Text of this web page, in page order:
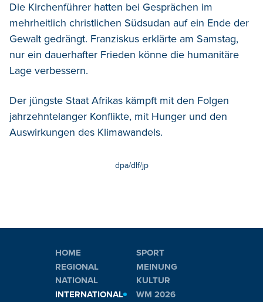
Die Kirchenführer hatten bei Gesprächen im
mehrheitlich christlichen Südsudan auf ein Ende der
Gewalt gedrängt. Franziskus erklärte am Samstag,
nur ein dauerhafter Frieden könne die humanitäre
Lage verbessern.
Der jüngste Staat Afrikas kämpft mit den Folgen
jahrzehntelanger Konflikte, mit Hunger und den
Auswirkungen des Klimawandels.
dpa/dlf/jp
HOME
REGIONAL
NATIONAL
INTERNATIONAL
SPORT
MEINUNG
KULTUR
WM 2026